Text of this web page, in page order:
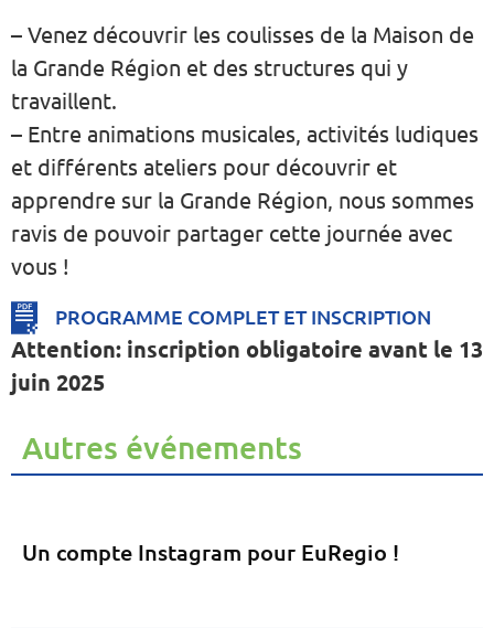
– Venez découvrir les coulisses de la Maison de
la Grande Région et des structures qui y
travaillent.
– Entre animations musicales, activités ludiques
et différents ateliers pour découvrir et
apprendre sur la Grande Région, nous sommes
ravis de pouvoir partager cette journée avec
vous !
PROGRAMME COMPLET ET INSCRIPTION
Attention: inscription obligatoire avant le 13
juin 2025
Autres événements
Un compte Instagram pour EuRegio !